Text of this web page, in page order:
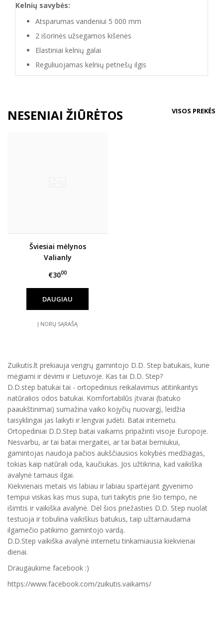
Kelnių savybės:
Atsparumas vandeniui 5 000 mm
2 išorinės užsegamos kišenės
Elastiniai kelnių galai
Reguliuojamas kelnių petnešų ilgis
NESENIAI ŽIŪRĖTOS VISOS PREKĖS
Šviesiai mėlynos
Valianly
98-128 cm. 9252_light
blue
€3000
DAUGIAU
Į NORŲ SĄRAŠĄ
Zuikutis.lt prekiauja vengrų gamintojo D.D. Step batukais, kurie
mėgiami ir dėvimi ir Lietuvoje. Kas tai D.D. Step?
D.D.step batukai tai - ortopedinius reikalavimus atitinkantys
natūralios odos batukai. Komfortabilūs įtvarai (batuko
paaukštinimai) sumažina vaiko kojyčių nuovargį, leidžia
taisyklingai jas laikyti ir lengvai judėti. Batai internetu.
Ortopediniai D.D.Step batai vaikams pripažinti visoje Europoje.
Nesvarbu, ar tai batai mergaitei, ar tai batai berniukui,
gamintojas naudoja pačios aukščiausios kokybės medžiagas,
tokias kaip natūrali oda, kaučiukas. Jos užtikrina, kad vaikiška
avalynė tarnaus ilgai.
Kiekvienais metais vis labiau ir labiau spartėjant gyvenimo
tempui viskas kas mus supa, turi taikytis prie šio tempo, ne
išimtis ir vaikiška avalynė. Dėl šios priežasties D.D. Step nuolat
testuoja ir tobulina vaikiškus batukus, taip užtarnaudama
ilgamečio patikimo gamintojo vardą.
D.D.Step vaikiška avalynė internetu tinkamiausia kiekvienai
dienai.
Draugaukime facebook :)
https://www.facebook.com/zuikutis.vaikams/